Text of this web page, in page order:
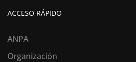
ACCESO RÁPIDO
ANPA
Organización